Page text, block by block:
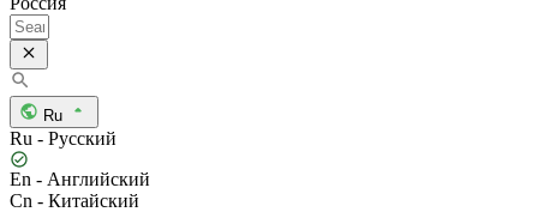
Ru
Ru - Русский
En - Английский
Cn - Китайский